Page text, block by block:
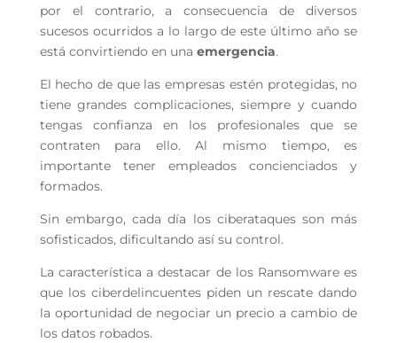
por el contrario, a consecuencia de diversos
sucesos ocurridos a lo largo de este último año se
está convirtiendo en una emergencia.
El hecho de que las empresas estén protegidas, no
tiene grandes complicaciones, siempre y cuando
tengas confianza en los profesionales que se
contraten para ello. Al mismo tiempo, es
importante tener empleados concienciados y
formados.
Sin embargo, cada día los ciberataques son más
sofisticados, dificultando así su control.
La característica a destacar de los Ransomware es
que los ciberdelincuentes piden un rescate dando
la oportunidad de negociar un precio a cambio de
los datos robados.